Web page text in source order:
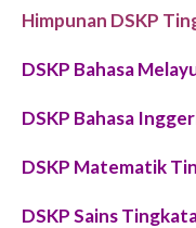
Himpunan DSKP
DSKP Bahasa
DSKP Bahasa
DSKP Matematik
DSKP Sains